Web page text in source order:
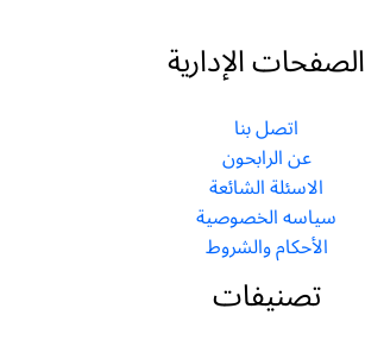
الصفحات الإدارية
اتصل بنا
عن الرابحون
الاسئلة الشائعة
سياسه الخصوصية
الأحكام والشروط
تصنيفات